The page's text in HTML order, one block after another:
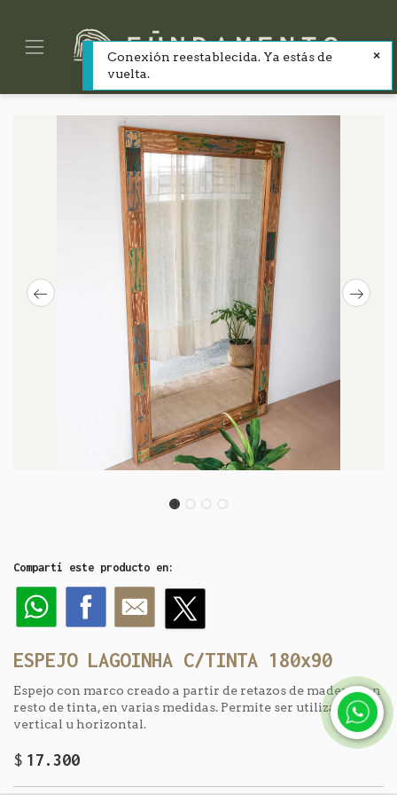
Compartí este producto en:
ESPEJO LAGOINHA C/TINTA 180x90
Espejo con marco creado a partir de retazos de madera con
resto de tinta, en varias medidas. Permite ser utilizado en
vertical u horizontal.
$17.300
Conexión reestablecida. Ya estás de
vuelta.